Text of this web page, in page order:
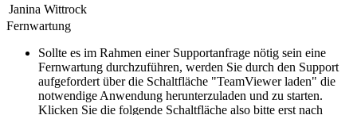
Janina Wittrock
Fernwartung
Sollte es im Rahmen einer Supportanfrage nötig sein eine
Fernwartung durchzuführen, werden Sie durch den Support
aufgefordert über die Schaltfläche "TeamViewer laden" die
notwendige Anwendung herunterzuladen und zu starten.
Klicken Sie die folgende Schaltfläche also bitte erst nach